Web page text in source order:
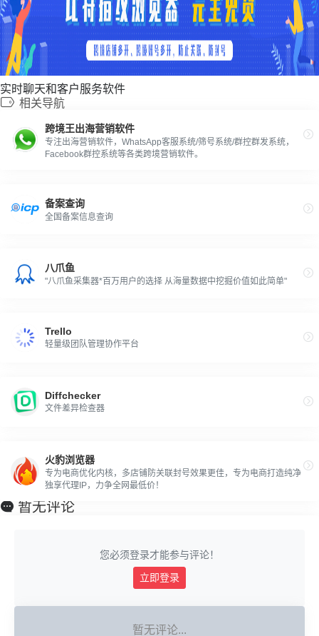
实时聊天和客户服务软件
相关导航
跨境王出海营销软件
专注出海营销软件，WhatsApp客服系统/筛号系统/群控群发系统，
Facebook群控系统等各类跨境营销软件。
备案查询
全国备案信息查询
八爪鱼
"八爪鱼采集器*百万用户的选择 从海量数据中挖掘价值如此简单"
Trello
轻量级团队管理协作平台
Diffchecker
文件差异检查器
火豹浏览器
专为电商优化内核，多店铺防关联封号效果更佳，专为电商打造纯净
独享代理IP，力争全网最低价！
暂无评论
您必须登录才能参与评论！
立即登录
暂无评论...